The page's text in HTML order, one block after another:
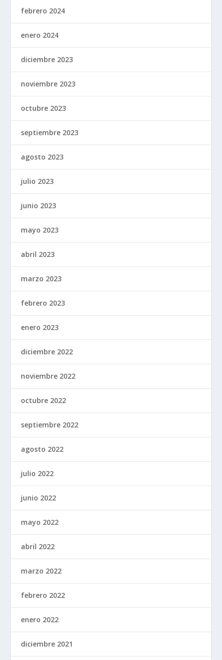
febrero 2024
enero 2024
diciembre 2023
noviembre 2023
octubre 2023
septiembre 2023
agosto 2023
julio 2023
junio 2023
mayo 2023
abril 2023
marzo 2023
febrero 2023
enero 2023
diciembre 2022
noviembre 2022
octubre 2022
septiembre 2022
agosto 2022
julio 2022
junio 2022
mayo 2022
abril 2022
marzo 2022
febrero 2022
enero 2022
diciembre 2021